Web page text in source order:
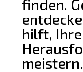
finden.
hilft, Ihre
meistern.